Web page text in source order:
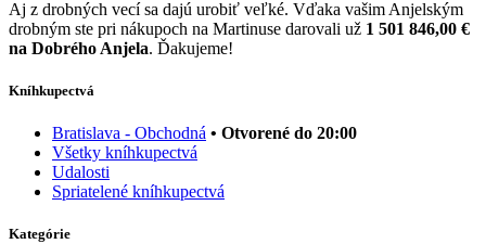
Aj z drobných vecí sa dajú urobiť veľké. Vďaka vašim Anjelským
drobným ste pri nákupoch na Martinuse darovali už 1 501 846,00 €
na Dobrého Anjela. Ďakujeme!
Kníhkupectvá
Bratislava - Obchodná • Otvorené do 20:00
Všetky kníhkupectvá
Udalosti
Spriatelené kníhkupectvá
Kategórie